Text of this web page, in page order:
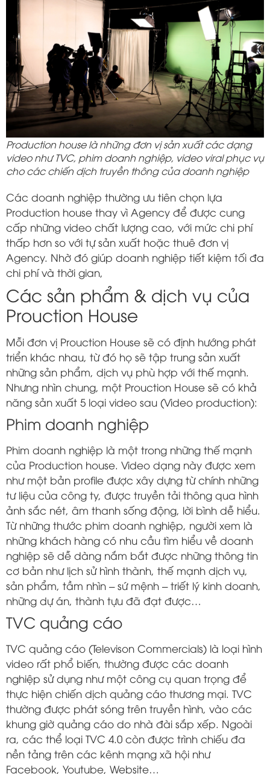
Production house là những đơn vị sản xuất các dạng
video như TVC, phim doanh nghiệp, video viral phục vụ
cho các chiến dịch truyền thông của doanh nghiệp
Các doanh nghiệp thường ưu tiên chọn lựa
Production house thay vì Agency để được cung
cấp những video chất lượng cao, với mức chi phí
thấp hơn so với tự sản xuất hoặc thuê đơn vị
Agency. Nhờ đó giúp doanh nghiệp tiết kiệm tối đa
chi phí và thời gian,
Các sản phẩm & dịch vụ của
Prouction House
Mỗi đơn vị Prouction House sẽ có định hướng phát
triển khác nhau, từ đó họ sẽ tập trung sản xuất
những sản phẩm, dịch vụ phù hợp với thế mạnh.
Nhưng nhìn chung, một Prouction House sẽ có khả
năng sản xuất 5 loại video sau (Video production):
Phim doanh nghiệp
Phim doanh nghiệp là một trong những thế mạnh
của Production house. Video dạng này được xem
như một bản profile được xây dựng từ chính những
tư liệu của công ty, được truyền tải thông qua hình
ảnh sắc nét, âm thanh sống động, lời bình dễ hiểu.
Từ những thước phim doanh nghiệp, người xem là
những khách hàng có nhu cầu tìm hiểu về doanh
nghiệp sẽ dễ dàng nắm bắt được những thông tin
cơ bản như lịch sử hình thành, thế mạnh dịch vụ,
sản phẩm, tầm nhìn – sứ mệnh – triết lý kinh doanh,
những dự án, thành tựu đã đạt được…
TVC quảng cáo
TVC quảng cáo (Televison Commercials) là loại hình
video rất phổ biến, thường được các doanh
nghiệp sử dụng như một công cụ quan trọng để
thực hiện chiến dịch quảng cáo thương mại. TVC
thường được phát sóng trên truyền hình, vào các
khung giờ quảng cáo do nhà đài sắp xếp. Ngoài
ra, các thể loại TVC 4.0 còn được trình chiếu đa
nền tảng trên các kênh mạng xã hội như
Facebook, Youtube, Website…